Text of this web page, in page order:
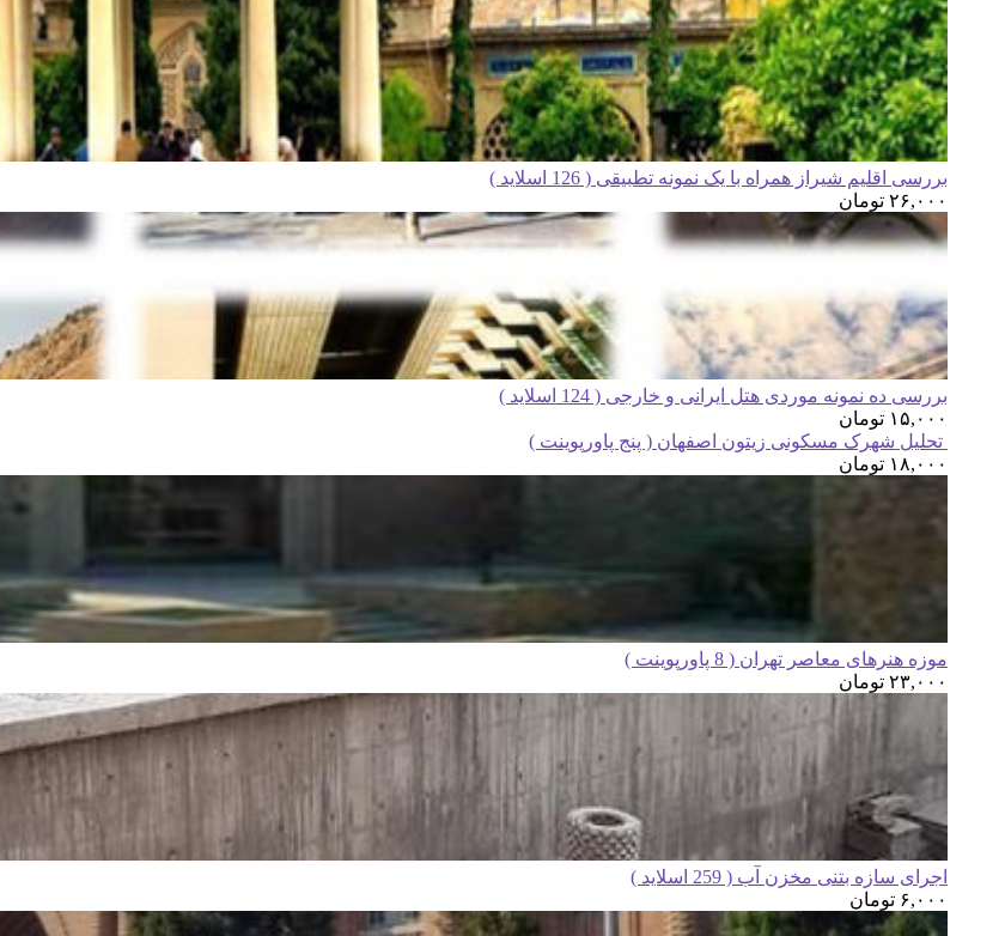
بررسی اقلیم شیراز همراه با یک نمونه تطبیقی ( 126 اسلاید )
۲۶,۰۰۰ تومان
بررسی ده نمونه موردی هتل ایرانی و خارجی ( 124 اسلاید )
۱۵,۰۰۰ تومان
تحلیل شهرک مسکونی زیتون اصفهان ( پنج پاورپوینت )
۱۸,۰۰۰ تومان
موزه هنرهای معاصر تهران ( 8 پاورپوینت )
۲۳,۰۰۰ تومان
اجرای سازه بتنی مخزن آب ( 259 اسلاید )
۶,۰۰۰ تومان